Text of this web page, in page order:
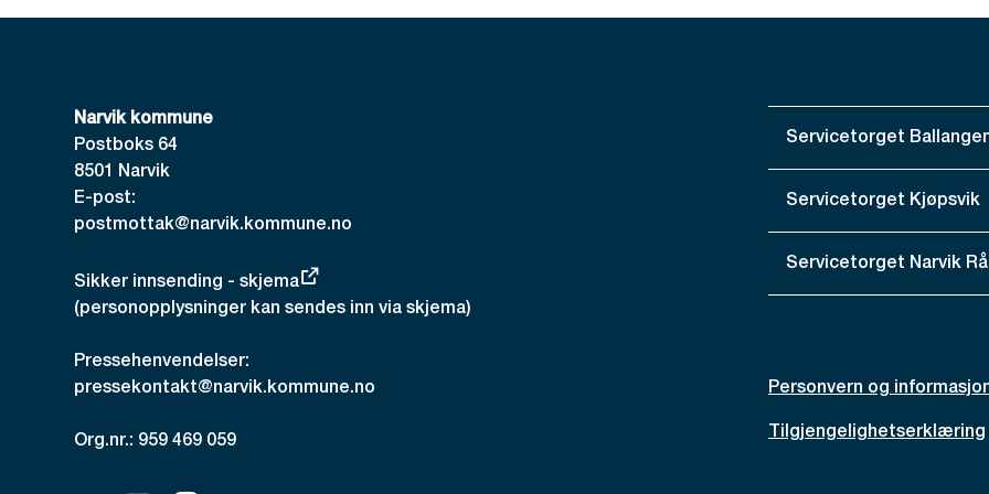
Narvik kommune
Postboks 64
8501 Narvik
E-post:
postmottak@narvik.kommune.no
Sikker innsending - skjema
(personopplysninger kan sendes inn via skjema)
Pressehenvendelser:
pressekontakt@narvik.kommune.no
Org.nr.: 959 469 059
Servicetorget
Servicetorget Kjøpsvik
Servicetorget Narvik
Personvern og
Tilgjengelighetserklæring